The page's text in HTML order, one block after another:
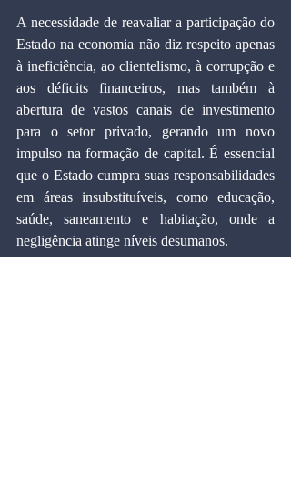
A necessidade de reavaliar a participação do
Estado na economia não diz respeito apenas
à ineficiência, ao clientelismo, à corrupção e
aos déficits financeiros, mas também à
abertura de vastos canais de investimento
para o setor privado, gerando um novo
impulso na formação de capital. É essencial
que o Estado cumpra suas responsabilidades
em áreas insubstituíveis, como educação,
saúde, saneamento e habitação, onde a
negligência atinge níveis desumanos.